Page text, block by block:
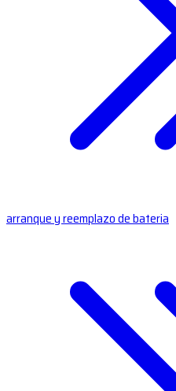
arranque y reemplazo de bateria